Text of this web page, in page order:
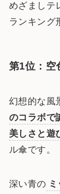
めざましテ
ランキング
第1位：空
幻想的な風
のコラボで
美しさと遊
ル傘です。
深い青の